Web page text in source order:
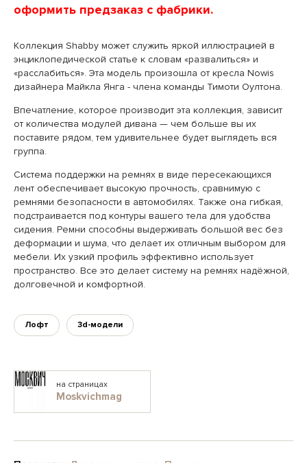
оформить предзаказ с фабрики.
Коллекция Shabby может служить яркой иллюстрацией в
энциклопедической статье к словам «развалиться» и
«расслабиться». Эта модель произошла от кресла Nowis
дизайнера Майкла Янга - члена команды Тимоти Оултона.
Впечатление, которое производит эта коллекция, зависит
от количества модулей дивана — чем больше вы их
поставите рядом, тем удивительнее будет выглядеть вся
группа.
Система поддержки на ремнях в виде пересекающихся
лент обеспечивает высокую прочность, сравнимую с
ремнями безопасности в автомобилях. Также она гибкая,
подстраивается под контуры вашего тела для удобства
сидения. Ремни способны выдерживать большой вес без
деформации и шума, что делает их отличным выбором для
мебели. Их узкий профиль эффективно использует
пространство. Все это делает систему на ремнях надёжной,
долговечной и комфортной.
Лофт 3d-модели
на страницах
Moskvichmag